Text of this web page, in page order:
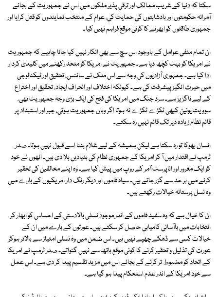
سکتا کہ دنیا کے غریب ممالک اور ترقی پذیر ملکوں میں اس نے جمہوریت کے بجائے
آمرانہ حکومتوں اور بادشاہتوں کی حمایت کی، عوام کے منتخب نمایندوں کو قتل کرایا اور
جمہوری طاقتوں کو ابھرنے کا کوئی موقع فراہم نہیں کیا۔
ان تمام منفی عوامل کے باوجود اس سچ سے بھی انکار نہیں کیا جانا چاہیے کہ جمہوریت
نے امریکا کو بہت کچھ دیا ہے۔ جمہوریت نے امریکا کو متحد رکھنے میں کلیدی کردار
ادا کیا ہے۔ جمہوری آزادیوں کی وجہ سے اس ملک نے سائنس، تحقیق اور ٹیکنالوجی
میں حیرت انگیز پیشرفت کی ہے۔ کیونکہ اختلاف اور انحراف ایجاد، تحقیق اور اختراع
کے لیے ناگزیز ہے۔ سرد جنگ میں امریکا کی فتح کی ایک بڑی وجہ جمہوریت تھی،
سوویت یونین کبھی ٹکڑے ٹکڑے نہ ہوتا اگر وہاں جمہوریت ہوتی، جبر اور استبداد پر
قائم نظام زیادہ دیر تک قائم نہیں رہ سکتے۔
انسان بھوکا تو رہ سکتا ہے لیکن ہمیشہ کے لیے غلام بننا اسے قبول نہیں ہوتا۔ صدر
ٹرمپ نے اقتدار میں آ کر امریکا کے جمہوری نظام کی بنیادیں ہلا دی ہیں۔ انھوں نے خود
کو ایک مغرور اور اناپرست آمر کے روپ میں پیش کیا ہے۔ وہ اپنے مخالفین کی تحقیر
کرنے میں ہر حد سے گزر جاتے ہیں۔ سیاہ فاموں اور دیگر رنگ دار امریکیوں کے بارے میں
وہ نسل پرستانہ خیالات رکھتے ہیں۔
ان کا خیال ہے کہ وہ سفید فاموں کے اندر موجود نسلی بالادستی کے احساس کو ابھار کر
انتخابات میں باآسانی کامیابی حاصل کر سکتے ہیں۔ عورتوں کے بارے میں ان کے
خیالات کسی سے ڈھکے چھپے نہیں ہیں۔ اس ضمن میں وہ نسلی امتیاز سے بالاتر ہوکر
عورت کی تذلیل و تحقیر کرنے کا کوئی موقع ہاتھ سے نہیں گنواتے۔ صدر ٹرمپ نے امریکا
کے اتحاد کو مضبوط تر کرنے کے بجائے اس میں مزید تقسیم پیدا کر دی ہے۔ اس عمل
سے خود امریکا کے اندر عدم استحکام پیدا ہو گیا ہے۔